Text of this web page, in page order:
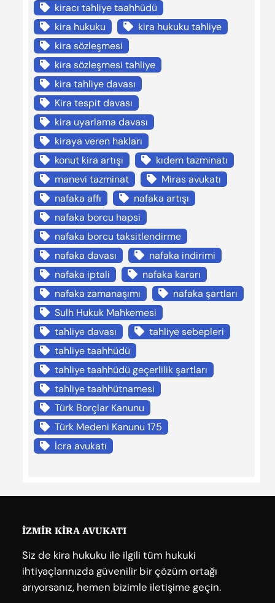
kiracı tahliye taahhüdü
kira hukuku
kira hukuku tahliye
kira sözleşmesi
kira sözleşmesi tahliye
kira tahliye davası
Kira tespit davası
kira uyarlama davası
kiraya veren hakları
konut kira artışı
kıdem tazminatı
manevi tazminat
Miras avukatı
nafaka affı
nafaka artışı
nafaka borcu hapsi
nafaka borcu taksitlendirme
nafaka davası
nafaka indirimi
nafaka iptali
nafaka kararı
nafaka zamanaşımı
nafaka şartları
Sulh Hukuk Mahkemesi
tahliye davası
tahliye sebepleri
tahliye taahhüdü
tahliye taahhüdü geçerlilik şartları
tahliye taahhütnamesi
Türk Borçlar Kanunu
Türk Medeni Kanunu 175
İcra avukatı
İZMİR KİRA AVUKATI
Siz de kira hukuku ile ilgili tüm hukuki
ihtiyaçlarınızda güvenilir bir çözüm ortağı
arıyorsanız, hemen bizimle iletişime geçin.